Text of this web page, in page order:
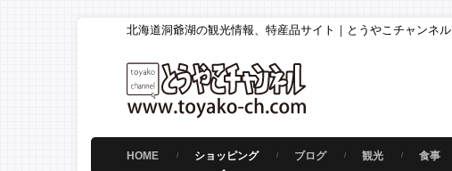
北海道洞爺湖の観光情報、特産品サイト｜とうやこチャンネル
HOME ショッピング ブログ 観光 食事